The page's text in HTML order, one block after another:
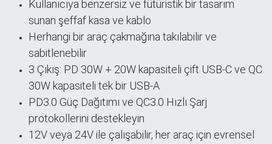
Kullanıcıya benzersiz ve fütüristik bir tasarım
sunan şeffaf kasa ve kablo
Herhangi bir araç çakmağına takılabilir ve
sabitlenebilir
3 Çıkış: PD 30W + 20W kapasiteli çift USB-C ve QC
30W kapasiteli tek bir USB-A
PD3.0 Güç Dağıtımı ve QC3.0 Hızlı Şarj
protokollerini destekleyin
12V veya 24V ile çalışabilir, her araç için evrensel